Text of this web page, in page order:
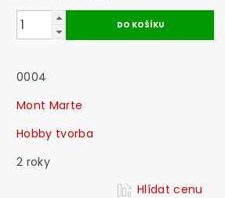
0004
Mont Marte
Hobby tvorba
2 roky
Hlídat cenu